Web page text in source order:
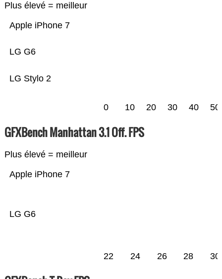
Plus élevé = meilleur
LG Stylo 2
LG G6
Apple iPhone 7
0 10 20 30 40 50
GFXBench Manhattan 3.1 Off. FPS
Plus élevé = meilleur
LG G6
Apple iPhone 7
22 24 26 28 30